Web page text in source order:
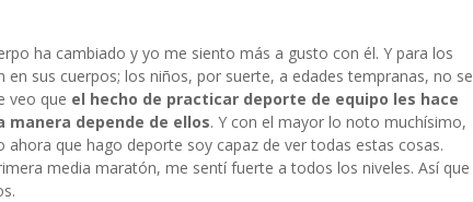
ha cambiado y yo me siento más a gusto con él. Y para los
sus cuerpos; los niños, por suerte, a edades tempranas, no se
veo que el hecho de practicar deporte de equipo les hace
depende de ellos. Y con el mayor lo noto muchísimo,
que hago deporte soy capaz de ver todas estas cosas.
media maratón, me sentí fuerte a todos los niveles. Así que